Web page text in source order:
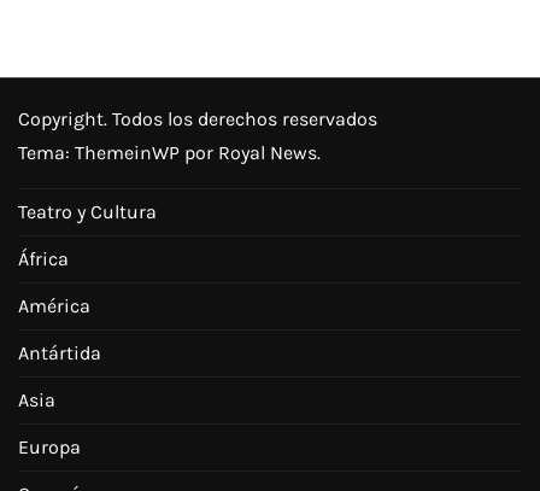
Copyright. Todos los derechos reservados
Tema: ThemeinWP por Royal News.
Teatro y Cultura
África
América
Antártida
Asia
Europa